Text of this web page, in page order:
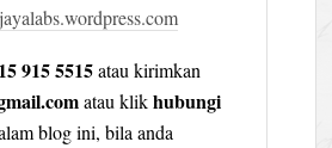
915 5515atau kirimkan
atau klikhubungi
blog ini, bila anda